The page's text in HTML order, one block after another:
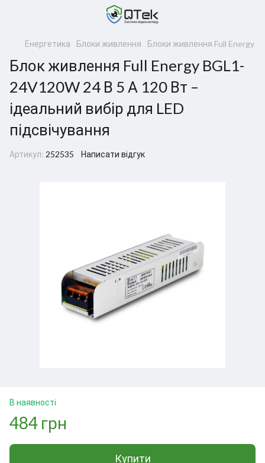
Енергетика Блоки живлення Блоки живлення Full Energy
Блок живлення Full Energy BGL1-
24V120W 24 В 5 А 120 Вт –
ідеальний вибір для LED
підсвічування
Артикул: 252535 Написати відгук
В наявності
484 грн
Купити